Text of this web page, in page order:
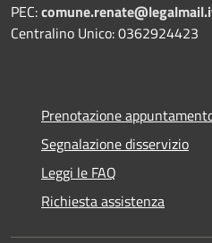
PEC:
Centralino Unico: 0362924423
Prenotazione
Segnalazione disservizio
Leggi le FAQ
Richiesta assistenza